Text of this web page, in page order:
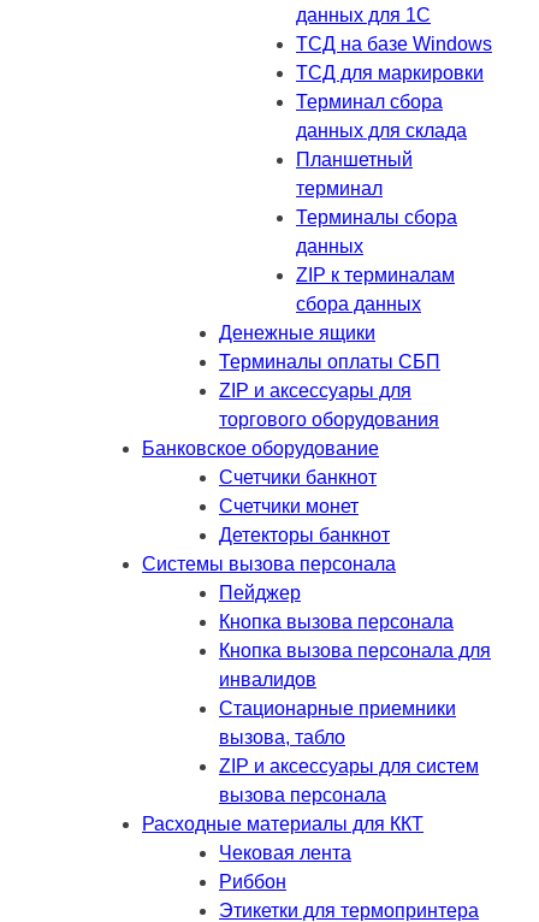
данных для 1C
ТСД на базе Windows
ТСД для маркировки
Терминал сбора
данных для склада
Планшетный
терминал
Терминалы сбора
данных
ZIP к терминалам
сбора данных
Денежные ящики
Терминалы оплаты СБП
ZIP и аксессуары для
торгового оборудования
Банковское оборудование
Счетчики банкнот
Счетчики монет
Детекторы банкнот
Системы вызова персонала
Пейджер
Кнопка вызова персонала
Кнопка вызова персонала для
инвалидов
Стационарные приемники
вызова, табло
ZIP и аксессуары для систем
вызова персонала
Расходные материалы для ККТ
Чековая лента
Риббон
Этикетки для термопринтера